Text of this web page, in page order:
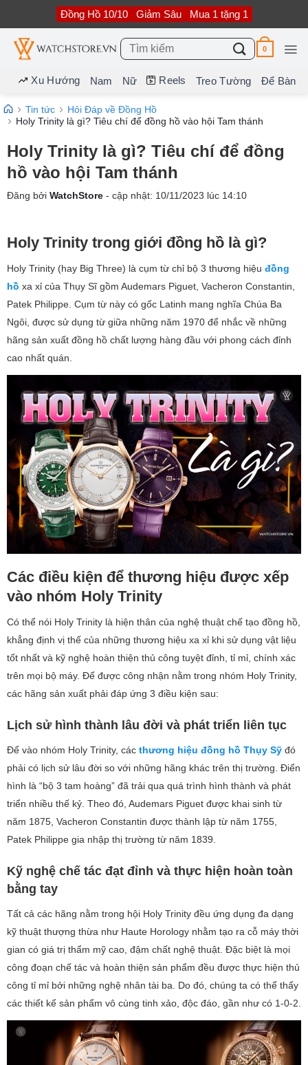
nội
dung
Đồng Hồ 10/10 Giảm Sâu Mua 1 tặng 1
Tìm
kiếm:
0
Xu Hướng Nam Nữ Reels Treo Tường Để Bàn
Tin tức
Hỏi Đáp về Đồng Hồ
Holy Trinity là gì? Tiêu chí để đồng hồ vào hội Tam thánh
Holy Trinity là gì? Tiêu chí để đồng
hồ vào hội Tam thánh
Đăng bởi WatchStore - cập nhật: 10/11/2023 lúc 14:10
Holy Trinity trong giới đồng hồ là gì?
Holy Trinity (hay Big Three) là cụm từ chỉ bộ 3 thương hiệu đồng
hồ xa xỉ của Thụy Sĩ gồm Audemars Piguet, Vacheron Constantin,
Patek Philippe. Cụm từ này có gốc Latinh mang nghĩa Chúa Ba
Ngôi, được sử dụng từ giữa những năm 1970 để nhắc về những
hãng sản xuất đồng hồ chất lượng hàng đầu với phong cách đỉnh
cao nhất quán.
Các điều kiện để thương hiệu được xếp
vào nhóm Holy Trinity
Có thể nói Holy Trinity là hiện thân của nghệ thuật chế tạo đồng hồ,
khẳng định vị thế của những thương hiệu xa xỉ khi sử dụng vật liệu
tốt nhất và kỹ nghệ hoàn thiện thủ công tuyệt đỉnh, tỉ mỉ, chính xác
trên mọi bộ máy. Để được công nhận nằm trong nhóm Holy Trinity,
các hãng sản xuất phải đáp ứng 3 điều kiện sau:
Lịch sử hình thành lâu đời và phát triển liên tục
Để vào nhóm Holy Trinity, các thương hiệu đồng hồ Thụy Sỹ đó
phải có lịch sử lâu đời so với những hãng khác trên thị trường. Điển
hình là “bộ 3 tam hoàng” đã trải qua quá trình hình thành và phát
triển nhiều thế kỷ. Theo đó, Audemars Piguet được khai sinh từ
năm 1875, Vacheron Constantin được thành lập từ năm 1755,
Patek Philippe gia nhập thị trường từ năm 1839.
Kỹ nghệ chế tác đạt đỉnh và thực hiện hoàn toàn
bằng tay
Tất cả các hãng nằm trong hội Holy Trinity đều ứng dụng đa dạng
kỹ thuật thượng thừa như Haute Horology nhằm tạo ra cỗ máy thời
gian có giá trị thẩm mỹ cao, đậm chất nghệ thuật. Đặc biệt là mọi
công đoạn chế tác và hoàn thiện sản phẩm đều được thực hiện thủ
công tỉ mỉ bởi những nghệ nhân tài ba. Do đó, chúng ta có thể thấy
các thiết kế sản phẩm vô cùng tinh xảo, độc đáo, gần như có 1-0-2.